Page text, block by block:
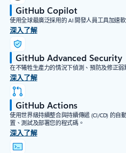
GitHub Copilot
使用全球最廣泛採用的 AI 開發人員工具加速
深入了解
GitHub Advanced Security
在不犧牲生產力的情況下偵測、預防及修正弱
深入了解
GitHub Actions
使用世界級持續整合與持續傳遞 (CI/CD) 的自
置、測試及部署您的程式碼。
深入了解